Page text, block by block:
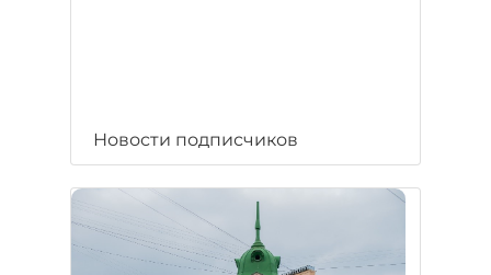
Новости подписчиков